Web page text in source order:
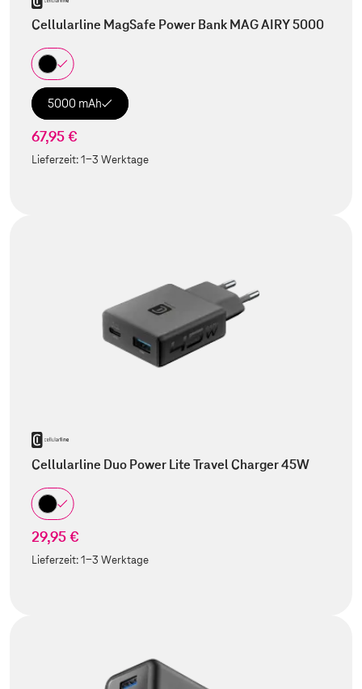
Cellularline MagSafe Power Bank MAG AIRY 5000
5000 mAh
67,95 €
Lieferzeit:1-3 Werktage
Cellularline Duo Power Lite Travel Charger 45W
29,95 €
Lieferzeit:1-3 Werktage